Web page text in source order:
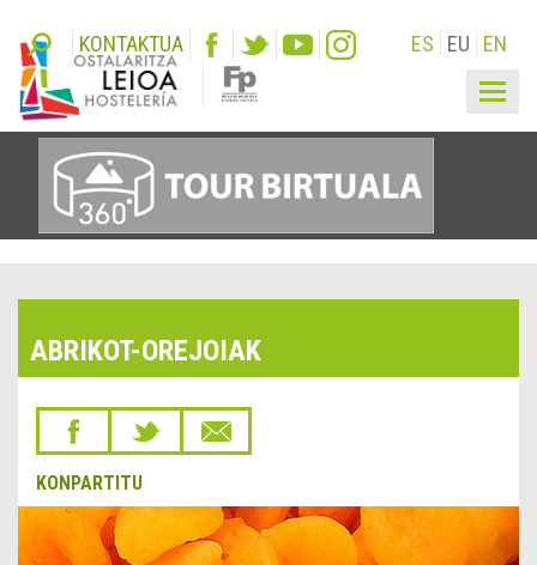
KONTAKTUA ES EU EN
ABRIKOT-OREJOIAK
KONPARTITU